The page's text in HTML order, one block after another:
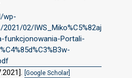
wp-
02/IWS_Miko%C5%82aj
funkcjonowania-Portali-
[Google Scholar]